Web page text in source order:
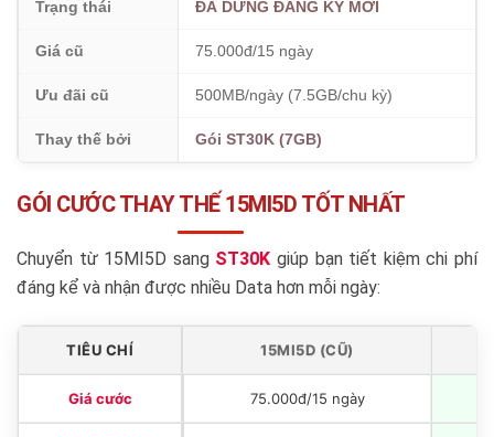
Trạng thái ĐÃ DỪNG ĐĂNG KÝ MỚI
Giá cũ 75.000đ/15 ngày
Ưu đãi cũ 500MB/ngày (7.5GB/chu kỳ)
Thay thế bởi Gói ST30K (7GB)
GÓI CƯỚC THAY THẾ 15MI5D TỐT NHẤT
Chuyển từ 15MI5D sang ST30K giúp bạn tiết kiệm chi phí
đáng kể và nhận được nhiều Data hơn mỗi ngày:
TIÊU CHÍ 15MI5D (CŨ)
Giá cước 75.000đ/15 ngày